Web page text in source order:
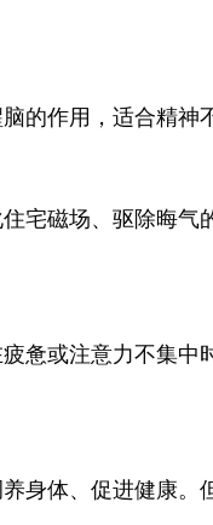
的作用，适合精神
宅磁场、驱除晦气
惫或注意力不集中
身体、促进健康。